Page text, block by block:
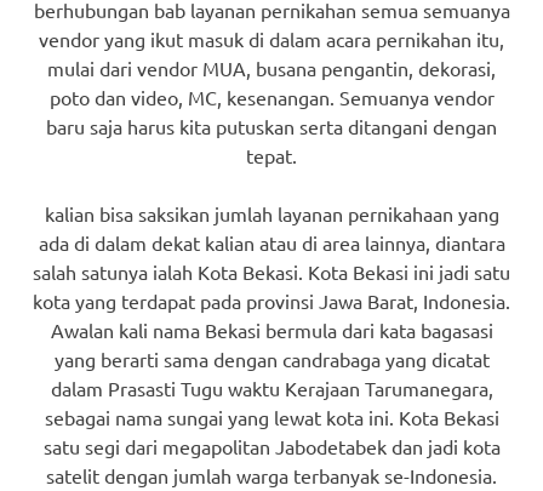
berhubungan bab layanan pernikahan semua semuanya
vendor yang ikut masuk di dalam acara pernikahan itu,
mulai dari vendor MUA, busana pengantin, dekorasi,
poto dan video, MC, kesenangan. Semuanya vendor
baru saja harus kita putuskan serta ditangani dengan
tepat.
kalian bisa saksikan jumlah layanan pernikahaan yang
ada di dalam dekat kalian atau di area lainnya, diantara
salah satunya ialah Kota Bekasi. Kota Bekasi ini jadi satu
kota yang terdapat pada provinsi Jawa Barat, Indonesia.
Awalan kali nama Bekasi bermula dari kata bagasasi
yang berarti sama dengan candrabaga yang dicatat
dalam Prasasti Tugu waktu Kerajaan Tarumanegara,
sebagai nama sungai yang lewat kota ini. Kota Bekasi
satu segi dari megapolitan Jabodetabek dan jadi kota
satelit dengan jumlah warga terbanyak se-Indonesia.